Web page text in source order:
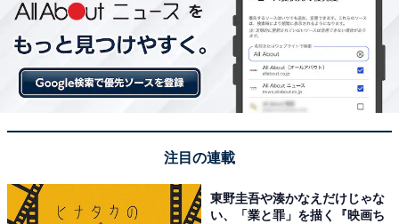
注目の連載
東野圭吾や湊かなえだけじゃな
い、「業と罪」を描く『映画ち